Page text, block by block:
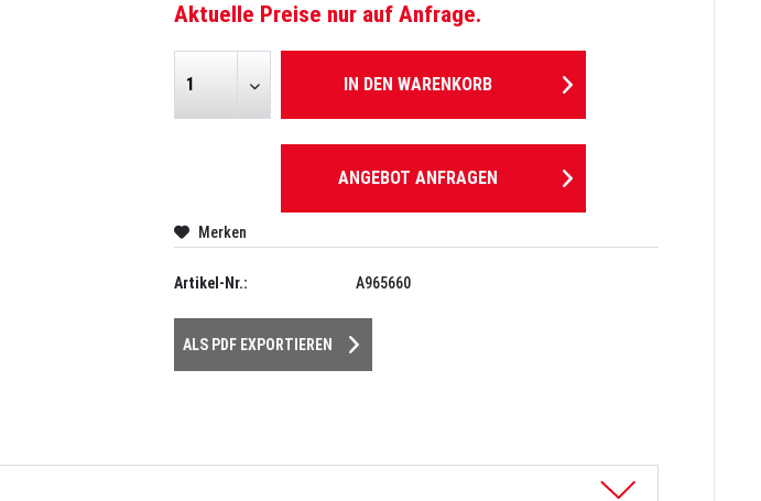
Aktuelle Preise nur auf Anfrage.
IN DEN WARENKORB
ANGEBOT ANFRAGEN
Merken
Artikel-Nr.: A965660
ALS PDF EXPORTIEREN